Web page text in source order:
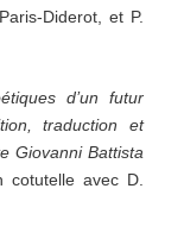
Diderot, et P.
d’un futur
traduction et
Giovanni Battista
cotutelle avec D.